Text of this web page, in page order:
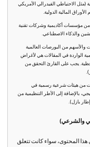
(مثل الاحتياطي الفيدرالي الأمريكي
المالية الدولية.
من مؤسسات أكاديمية وشركات تقنية
والذكاء الاصطناعي.
والأسهم من البورصات العالمية
الواردة في المقالات هي لأغراض
يجب على القارئ التحقق من
من هيئات شرعية رسمية في
بالإضافة إلى الأطر التنظيمية من
بازل).
والشرعي)
هذا المحتوى، سواء كانت تتعلق